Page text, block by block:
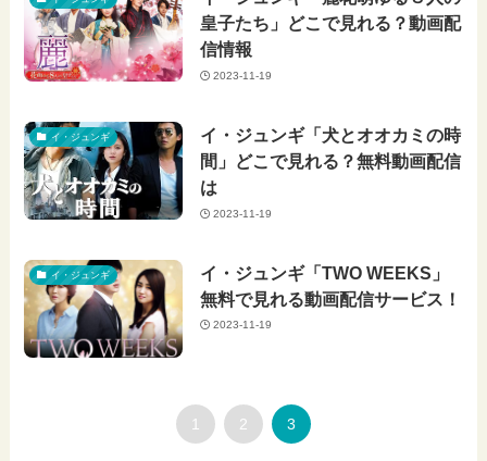
皇子たち」どこで見れる？動画配
信情報
2023-11-19
イ・ジュンギ
イ・ジュンギ「犬とオオカミの時
間」どこで見れる？無料動画配信
は
2023-11-19
イ・ジュンギ
イ・ジュンギ「TWO WEEKS」
無料で見れる動画配信サービス！
2023-11-19
1 2 3